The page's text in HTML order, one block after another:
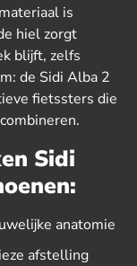
is
hiel zorgt
blijft, zelfs
de Sidi Alba 2
fietssters die
Sidi
anatomie
afstelling